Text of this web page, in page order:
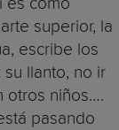
superior, la
escribe los
llanto, no ir
otros niños….
pasando